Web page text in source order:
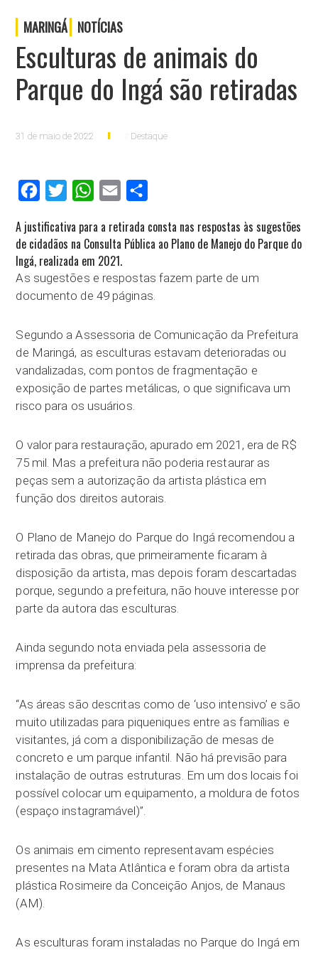
MARINGÁ NOTÍCIAS
Esculturas de animais do
Parque do Ingá são retiradas
31 de maio de 2022 Destaque
FacebookTwitter WhatsApp
Email
A justificativa para a retirada consta nas respostas às sugestões
de cidadãos na Consulta Pública ao Plano de Manejo do Parque do
Ingá, realizada em 2021.
As sugestões e respostas fazem parte de um
documento de 49 páginas.
Segundo a Assessoria de Comunicação da Prefeitura
de Maringá, as esculturas estavam deterioradas ou
vandalizadas, com pontos de fragmentação e
exposição de partes metálicas, o que significava um
risco para os usuários.
O valor para restauração, apurado em 2021, era de R$
75 mil. Mas a prefeitura não poderia restaurar as
peças sem a autorização da artista plástica em
função dos direitos autorais.
O Plano de Manejo do Parque do Ingá recomendou a
retirada das obras, que primeiramente ficaram à
disposição da artista, mas depois foram descartadas
porque, segundo a prefeitura, não houve interesse por
parte da autora das esculturas.
Ainda segundo nota enviada pela assessoria de
imprensa da prefeitura:
“As áreas são descritas como de ‘uso intensivo’ e são
muito utilizadas para piqueniques entre as famílias e
visitantes, já com a disponibilização de mesas de
concreto e um parque infantil. Não há previsão para
instalação de outras estruturas. Em um dos locais foi
possível colocar um equipamento, a moldura de fotos
(espaço instagramável)”.
Os animais em cimento representavam espécies
presentes na Mata Atlântica e foram obra da artista
plástica Rosimeire da Conceição Anjos, de Manaus
(AM).
As esculturas foram instaladas no Parque do Ingá em